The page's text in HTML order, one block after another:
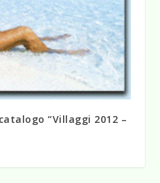
“Villaggi 2012 –